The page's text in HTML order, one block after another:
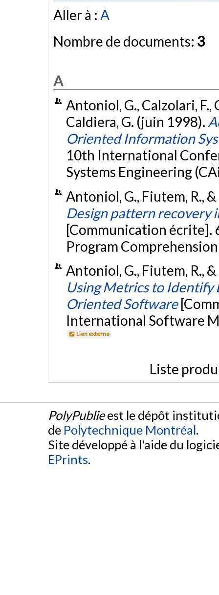
Aller à : A
Nombre de documents: 3
A
Antoniol, G., Calzolari,
Caldiera, G. (juin 1998).
Oriented Information
10th International
Systems Engineering
Antoniol, G., Fiutem, R.,
Design pattern
[Communication
Program
Antoniol, G., Fiutem, R.,
Using Metrics to Identify
Oriented Software
International Software
Lien externe
Liste
PolyPublieest le dépôt
de Polytechnique Montréal.
Site développé à l'aide du
EPrints.